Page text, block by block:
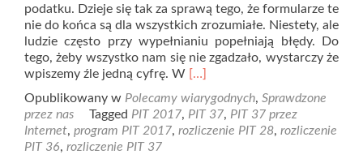
podatku. Dzieje się tak za sprawą tego, że formularze te
nie do końca są dla wszystkich zrozumiałe. Niestety, ale
ludzie często przy wypełnianiu popełniają błędy. Do
tego, żeby wszystko nam się nie zgadzało, wystarczy że
wpiszemy źle jedną cyfrę. W Read
about
PIT
2017
[…]
Opublikowany w Polecamy wiarygodnych, Sprawdzone
przez nas
Tagged PIT 2017, PIT 37, PIT 37 przez
Internet, program PIT 2017, rozliczenie PIT 28, rozliczenie
PIT 36, rozliczenie PIT 37